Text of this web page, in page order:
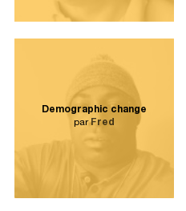
Demographic change
parFred